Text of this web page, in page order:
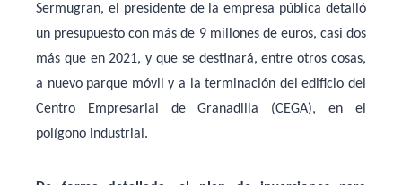
Sermugran, el presidente de la empresa pública detalló
un presupuesto con más de 9 millones de euros, casi dos
más que en 2021, y que se destinará, entre otros cosas,
a nuevo parque móvil y a la terminación del edificio del
Centro Empresarial de Granadilla (CEGA), en el
polígono industrial.